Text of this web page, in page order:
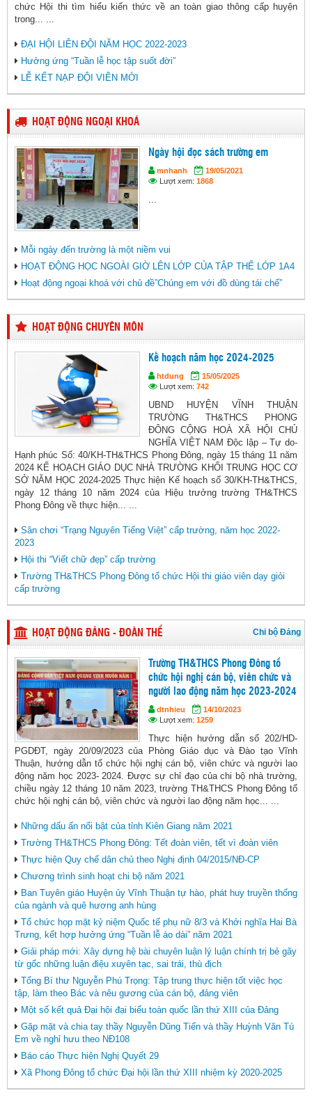
chức Hội thi tìm hiểu kiến thức về an toàn giao thông cấp huyện
trong... ...
ĐẠI HỘI LIÊN ĐỘI NĂM HỌC 2022-2023
Hưởng ứng “Tuần lễ học tập suốt đời”
LỄ KẾT NẠP ĐỘI VIÊN MỚI
HOẠT ĐỘNG NGOẠI KHOÁ
Ngày hội đọc sách trường em
mnhanh
19/05/2021
Lượt xem: 1868
Mỗi ngày đến trường là một niềm vui
HOẠT ĐỘNG HỌC NGOÀI GIỜ LÊN LỚP CỦA TẬP THỂ LỚP 1A4
Hoạt động ngoại khoá với chủ đề”Chúng em với đồ dùng tái chế”
HOẠT ĐỘNG CHUYÊN MÔN
Kế hoạch năm học 2024-2025
htdung
15/05/2025
Lượt xem: 742
UBND HUYỆN VĨNH THUẬN
TRƯỜNG TH&THCS PHONG
ĐÔNG CỘNG HOÀ XÃ HỘI CHỦ
NGHĨA VIỆT NAM Độc lập – Tự do-
Hạnh phúc Số: 40/KH-TH&THCS Phong Đông, ngày 15 tháng 11 năm
2024 KẾ HOẠCH GIÁO DỤC NHÀ TRƯỜNG KHỐI TRUNG HỌC CƠ
SỞ NĂM HỌC 2024-2025 Thực hiện Kế hoạch số 30/KH-TH&THCS,
ngày 12 tháng 10 năm 2024 của Hiệu trưởng trường TH&THCS
Phong Đông về thực hiện... ...
Sân chơi “Trạng Nguyên Tiếng Việt” cấp trường, năm học 2022-
2023
Hội thi “Viết chữ đẹp” cấp trường
Trường TH&THCS Phong Đông tổ chức Hội thi giáo viên dạy giỏi
cấp trường
HOẠT ĐỘNG ĐẢNG - ĐOÀN THỂ Chi bộ Đảng
Trường TH&THCS Phong Đông tổ
chức hội nghị cán bộ, viên chức và
người lao động năm học 2023-2024
dtnhieu
14/10/2023
Lượt xem: 1259
Thực hiện hướng dẫn số 202/HD-
PGDĐT, ngày 20/09/2023 của Phòng Giáo dục và Đào tạo Vĩnh
Thuận, hướng dẫn tổ chức hội nghị cán bộ, viên chức và người lao
động năm học 2023- 2024. Được sự chỉ đạo của chi bộ nhà trường,
chiều ngày 12 tháng 10 năm 2023, trường TH&THCS Phong Đông tổ
chức hội nghị cán bộ, viên chức và người lao động năm học... ...
Những dấu ấn nổi bật của tỉnh Kiên Giang năm 2021
Trường TH&THCS Phong Đông: Tết đoàn viên, tết vì đoàn viên
Thực hiện Quy chế dân chủ theo Nghị định 04/2015/NĐ-CP
Chương trình sinh hoạt chi bộ năm 2021
Ban Tuyên giáo Huyện ủy Vĩnh Thuận tự hào, phát huy truyền thống
của ngành và quê hương anh hùng
Tổ chức họp mặt kỷ niệm Quốc tế phụ nữ 8/3 và Khởi nghĩa Hai Bà
Trưng, kết hợp hưởng ứng “Tuần lễ áo dài” năm 2021
Giải pháp mới: Xây dựng hệ bài chuyên luận lý luận chính trị bẻ gãy
từ gốc những luận điệu xuyên tạc, sai trái, thù địch
Tổng Bí thư Nguyễn Phú Trọng: Tập trung thực hiện tốt việc học
tập, làm theo Bác và nêu gương của cán bộ, đảng viên
Một số kết quả Đại hội đại biểu toàn quốc lần thứ XIII của Đảng
Gặp mặt và chia tay thầy Nguyễn Dũng Tiến và thầy Huỳnh Văn Tú
Em về nghỉ hưu theo NĐ108
Báo cáo Thực hiện Nghị Quyết 29
Xã Phong Đông tổ chức Đại hội lần thứ XIII nhiệm kỳ 2020-2025